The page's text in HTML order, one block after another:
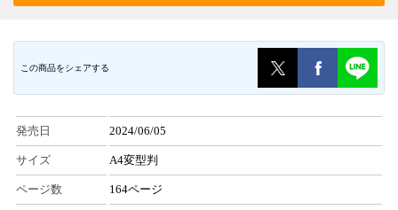
この商品をシェアする
発売日 2024/06/05
サイズ A4変型判
ページ数 164ページ